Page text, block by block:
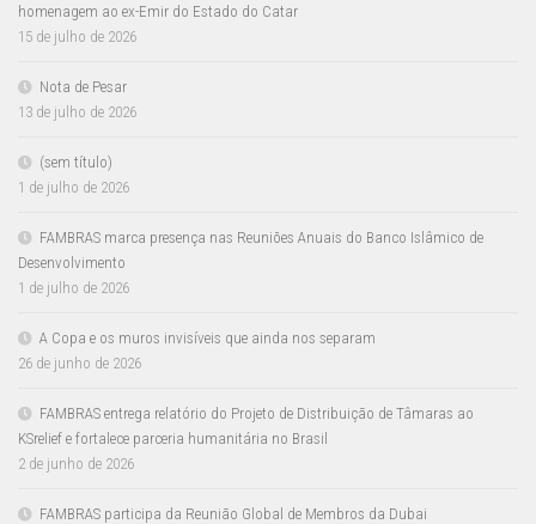
homenagem ao ex-Emir do Estado do Catar
15 de julho de 2026
Nota de Pesar
13 de julho de 2026
(sem título)
1 de julho de 2026
FAMBRAS marca presença nas Reuniões Anuais do Banco Islâmico de
Desenvolvimento
1 de julho de 2026
A Copa e os muros invisíveis que ainda nos separam
26 de junho de 2026
FAMBRAS entrega relatório do Projeto de Distribuição de Tâmaras ao
KSrelief e fortalece parceria humanitária no Brasil
2 de junho de 2026
FAMBRAS participa da Reunião Global de Membros da Dubai